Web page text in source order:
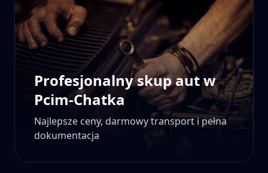
Profesjonalny skup aut w
Pcim-Chatka
Najlepsze ceny, darmowy transport i pełna
dokumentacja